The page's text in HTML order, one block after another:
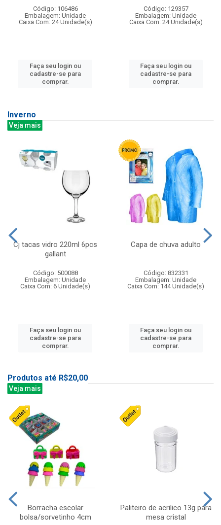
Código: 106486
Embalagem: Unidade
Caixa Com: 24 Unidade(s)
Faça seu login ou
cadastre-se para
comprar.
Código: 129357
Embalagem: Unidade
Caixa Com: 24 Unidade(s)
Faça seu login ou
cadastre-se para
comprar.
Inverno
Veja mais
Cj tacas vidro 220ml 6pcs
gallant
Código: 500088
Embalagem: Unidade
Caixa Com: 6 Unidade(s)
Faça seu login ou
cadastre-se para
comprar.
Capa de chuva adulto
Código: 832331
Embalagem: Unidade
Caixa Com: 144 Unidade(s)
Faça seu login ou
cadastre-se para
comprar.
Produtos até R$20,00
Veja mais
Borracha escolar
bolsa/sorvetinho 4cm
Paliteiro de acrilico 13g para
mesa cristal